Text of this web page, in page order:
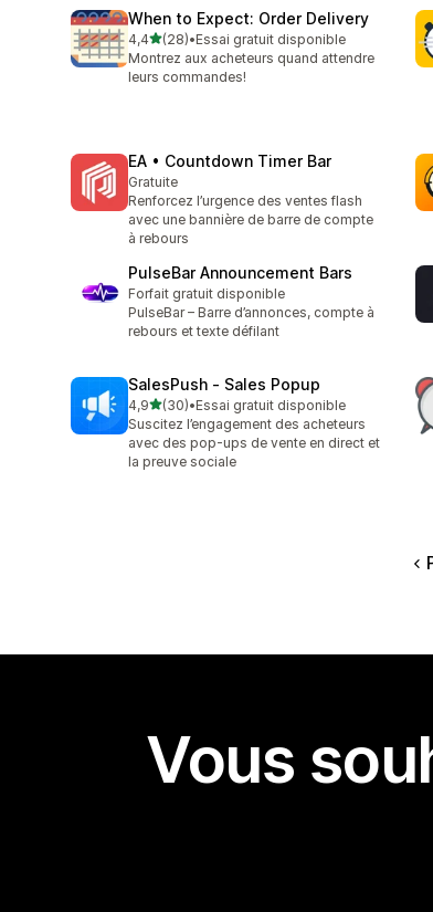
When to Expect: Order Delivery
4,4étoile(s) sur 5
(28)
28 avis au total
•Essai gratuit disponible
Montrez aux acheteurs quand attendre
leurs commandes!
EA • Countdown Timer Bar
Gratuite
Renforcez l’urgence des ventes flash
avec une bannière de barre de compte
à rebours
PulseBar Announcement Bars
Forfait gratuit disponible
PulseBar – Barre d’annonces, compte à
rebours et texte défilant
SalesPush ‑ Sales Popup
4,9étoile(s) sur 5
(30)
30 avis au total
•Essai gratuit disponible
Suscitez l’engagement des acheteurs
avec des pop-ups de vente en direct et
la preuve sociale
Vous